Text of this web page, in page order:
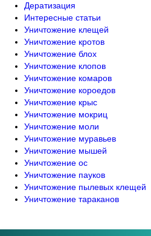
Дератизация
Интересные статьи
Уничтожение клещей
Уничтожение кротов
Уничтожение блох
Уничтожение клопов
Уничтожение комаров
Уничтожение короедов
Уничтожение крыс
Уничтожение мокриц
Уничтожение моли
Уничтожение муравьев
Уничтожение мышей
Уничтожение ос
Уничтожение пауков
Уничтожение пылевых клещей
Уничтожение тараканов